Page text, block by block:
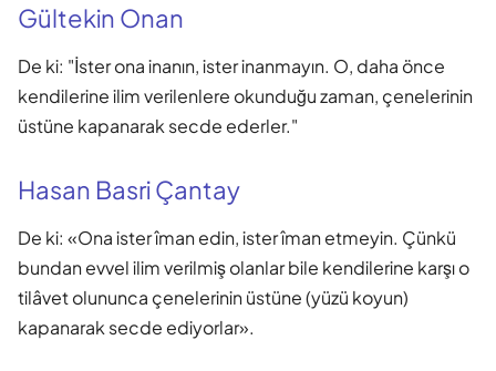
Gültekin Onan
De ki: "İster ona inanın, ister inanmayın. O, daha önce
kendilerine ilim verilenlere okunduğu zaman, çenelerinin
üstüne kapanarak secde ederler."
Hasan Basri Çantay
De ki: «Ona ister îman edin, ister îman etmeyin. Çünkü
bundan evvel ilim verilmiş olanlar bile kendilerine karşı o
tilâvet olununca çenelerinin üstüne (yüzü koyun)
kapanarak secde ediyorlar».